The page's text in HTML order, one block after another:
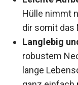
Hülle nimmt
erleichtert
hin.
Langlebig
robustem
lange